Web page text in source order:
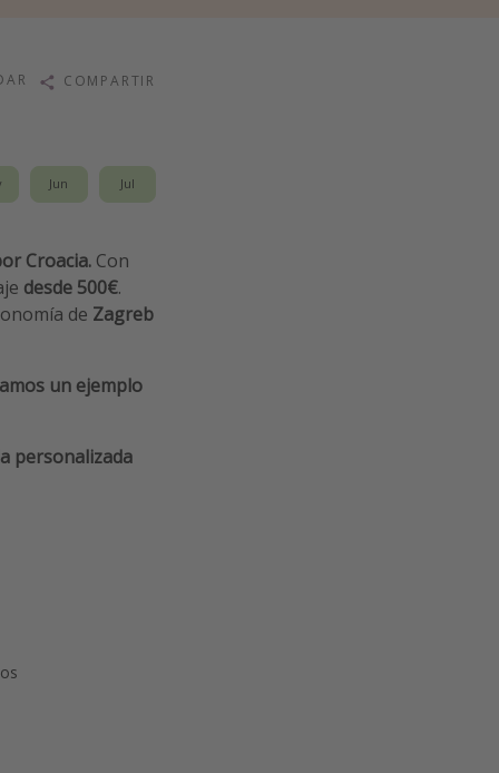
COMPARTIR
Jun Jul
Croacia. Con
desde 500€.
de Zagreb
un ejemplo
personalizada